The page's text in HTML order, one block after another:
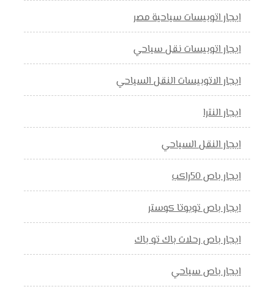
ايجار اتوبيسات سياحية مصر
ايجار اتوبيسات نقل سياحي
ايجار الاتوبيسات النقل السياحي
ايجار النترا
ايجار النقل السياحي
ايجار باص 50راكب
ايجار باص تويوتا كوستر
ايجار باص رحلات باك تو باك
ايجار باص سياحي